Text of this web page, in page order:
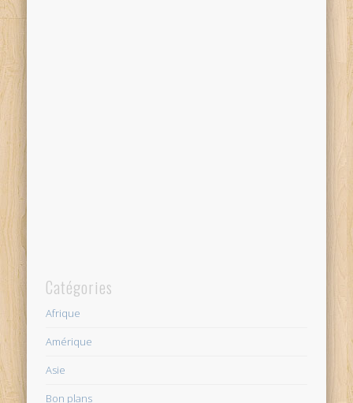
Catégories
Afrique
Amérique
Asie
Bon plans